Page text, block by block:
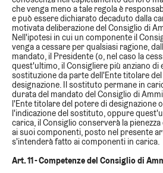
che venga meno a tale regola è
e può essere dichiarato decaduto dalla
motivata deliberazione del Consiglio di
Nell'ipotesi in cui un componente il
venga a cessare per qualsiasi ragione,
mandato, il Presidente (o, nel caso la
quest'ultimo, il Consigliere più anziano di
sostituzione da parte dell'Ente titolare
designazione. Il sostituto permane in
durata del mandato del Consiglio di
l'Ente titolare del potere di designazione
l'indicazione del sostituto, oppure
carica, il Consiglio conserverà la
ai suoi componenti, posto nel presente
s'intenderà fatto ai componenti in carica.
Art. 11 - Competenze del Consiglio di